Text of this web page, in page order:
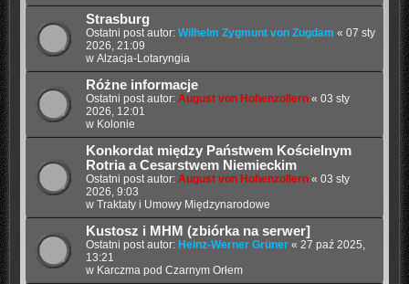
Strasburg
Ostatni post autor: Wilhelm Zygmunt von Zugdam « 07 sty
2026, 21:09
w Alzacja-Lotaryngia
Różne informacje
Ostatni post autor: August von Hohenzollern« 03 sty
2026, 12:01
w Kolonie
Konkordat między Państwem Kościelnym
Rotria a Cesarstwem Niemieckim
Ostatni post autor: August von Hohenzollern« 03 sty
2026, 9:03
w Traktaty i Umowy Międzynarodowe
Kustosz i MHM (zbiórka na serwer]
Ostatni post autor: Heinz-Werner Grüner« 27 paź 2025,
13:21
w Karczma pod Czarnym Orłem